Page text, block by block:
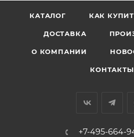
КАТАЛОГ КАК
ДОСТАВКА
О КОМПАНИИ
КОНТАКТЫ
+7-495-664-